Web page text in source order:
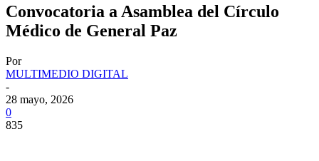
Convocatoria a Asamblea del Círculo
Médico de General Paz
Por
MULTIMEDIO DIGITAL
-
28 mayo, 2026
0
835